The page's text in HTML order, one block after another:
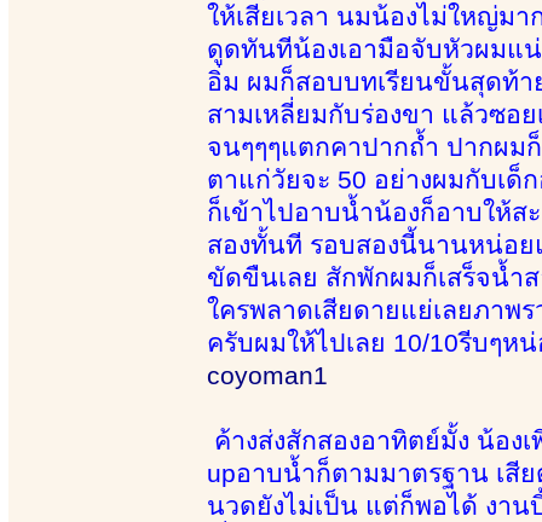
ให้เสียเวลา นมน้องไม่ใหญ่ม
ดูดทันทีน้องเอามือจับหัวผมแ
อิ่ม ผมก็สอบบทเรียนขั้นสุดท้า
สามเหลี่ยมกับร่องขา แล้วซอ
จนๆๆๆแตกคาปากถ้ำ ปากผม
ตาแก่วัยจะ 50 อย่างผมกับเด็
ก็เข้าไปอาบน้ำน้องก็อาบให้
สองทั้นที รอบสองนี้นานหน่อย
ขัดขืนเลย สักพักผมก็เสร็จน้ำ
ใครพลาดเสียดายแย่เลยภาพ
ครับผมให้ไปเลย 10/10รีบๆห
coyoman1
ค้างส่งสักสองอาทิตย์มั้ง น้อง
upอาบน้ำก็ตามมาตรฐาน เสีย
นวดยังไม่เป็น แต่ก็พอได้ งาน